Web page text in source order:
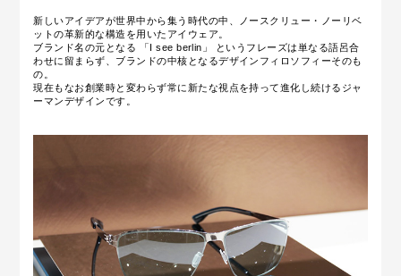
新しいアイデアが世界中から集う時代の中、ノースクリュー・ノーリベ
ットの革新的な構造を用いたアイウェア。
ブランド名の元となる 「I see berlin」 というフレーズは単なる語呂合
わせに留まらず、ブランドの中核となるデザインフィロソフィーそのも
の。
現在もなお創業時と変わらず常に新たな視点を持って進化し続けるジャ
ーマンデザインです。